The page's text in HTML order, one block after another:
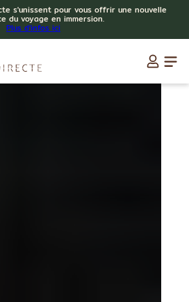
s'unissent pour vous offrir une nouvelle
du voyage en immersion.
Plus d'infos ici